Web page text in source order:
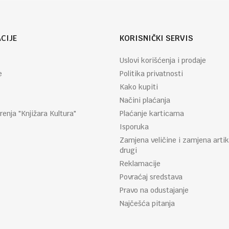
"Knjižara Kultura"
KORISNIČKI SERVIS
Uslovi korišćenja i prodaje
Politika privatnosti
Kako kupiti
Načini plaćanja
Plaćanje karticama
Isporuka
Zamjena veličine i zamjena
drugi
Reklamacije
Povraćaj sredstava
Pravo na odustajanje
Najčešća pitanja